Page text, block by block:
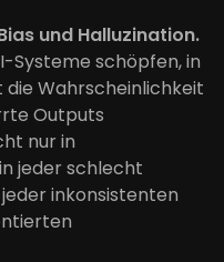
und Halluzination.
Systeme schöpfen, in
Wahrscheinlichkeit
Outputs
nur in
jeder schlecht
inkonsistenten